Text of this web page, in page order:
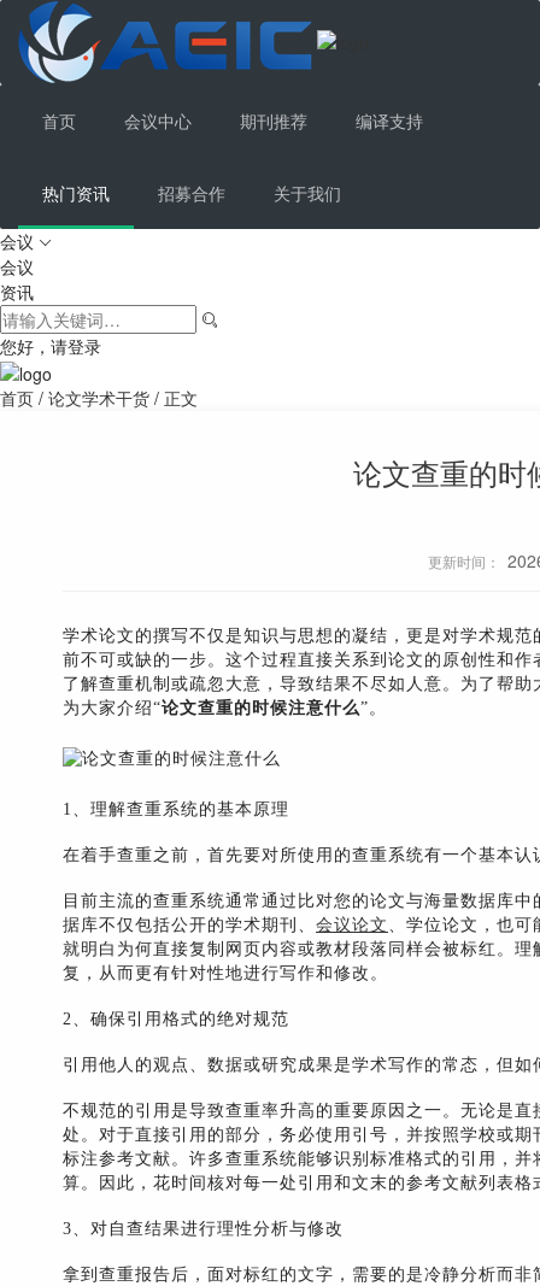
首页 会议中心 期刊推荐 编译支持
热门资讯 招募合作
关于我们
会议 
会议
资讯
您好，请登录
首页 / 论文学术干货 / 正文
论文查重的时
更新时间：
学术论文的撰写不仅是知识与思想的凝结，更是对学术规
前不可或缺的一步。这个过程直接关系到论文的原创性和
了解查重机制或疏忽大意，导致结果不尽如人意。为了帮
为大家介绍“论文查重的时候注意什么”。
1、理解查重系统的基本原理
在着手查重之前，首先要对所使用的查重系统有一个基本
目前主流的查重系统通常通过比对您的论文与海量数据库
据库不仅包括公开的学术期刊、 会议论文 、学位论文，也可
就明白为何直接复制网页内容或教材段落同样会被标红。
复，从而更有针对性地进行写作和修改。
2、确保引用格式的绝对规范
引用他人的观点、数据或研究成果是学术写作的常态，但如
不规范的引用是导致查重率升高的重要原因之一。无论是
处。对于直接引用的部分，务必使用引号，并按照学校或
标注参考文献。许多查重系统能够识别标准格式的引用，
算。因此，花时间核对每一处引用和文末的参考文献列表
3、对自查结果进行理性分析与修改
拿到查重报告后，面对标红的文字，需要的是冷静分析而非